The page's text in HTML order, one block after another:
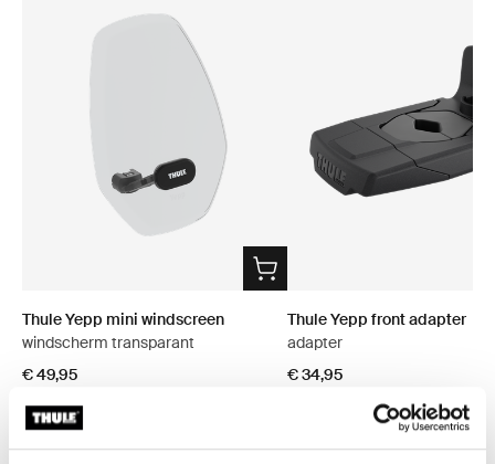
Thule Yepp mini windscreen
windscherm transparant
€ 49,95
Thule Yepp front adapter
adapter
€ 34,95